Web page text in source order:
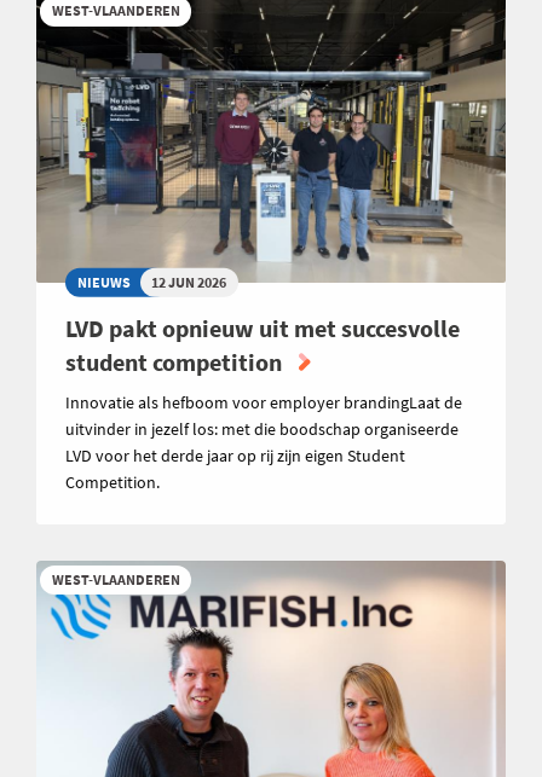
WEST-VLAANDEREN
NIEUWS 12 JUN 2026
LVD pakt opnieuw uit met succesvolle
student competition
Innovatie als hefboom voor employer brandingLaat de
uitvinder in jezelf los: met die boodschap organiseerde
LVD voor het derde jaar op rij zijn eigen Student
Competition.
WEST-VLAANDEREN